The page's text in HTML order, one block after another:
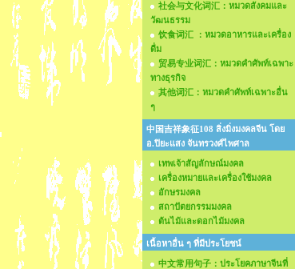
社会与文化词汇：หมวดสังคมและ
วัฒนธรรม
饮食词汇 ：หมวดอาหารและเครื่อง
ดื่ม
贸易专业词汇：หมวดคำศัพท์เฉพาะ
ทางธุรกิจ
其他词汇：หมวดคำศัพท์เฉพาะอื่น
ๆ
中国吉祥象征108 สิ่งมิ่งมงคลจีน โดย
อ.ปิยะแสง จันทรวงศ์ไพศาล
เทพเจ้าสัญลักษณ์มงคล
เครื่องหมายและเครื่องใช้มงคล
อักษรมงคล
สถาปัตยกรรมมงคล
ต้นไม้และดอกไม้มงคล
เนื้อหาอื่น ๆ ที่มีประโยชน์
中文常用句子：ประโยคภาษาจีนที่